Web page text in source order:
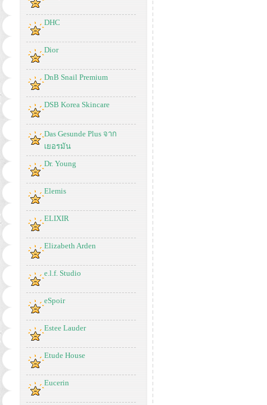
DHC
Dior
DnB Snail Premium
DSB Korea Skincare
Das Gesunde Plus จาก
เยอรมัน
Dr. Young
Elemis
ELIXIR
Elizabeth Arden
e.l.f. Studio
eSpoir
Estee Lauder
Etude House
Eucerin